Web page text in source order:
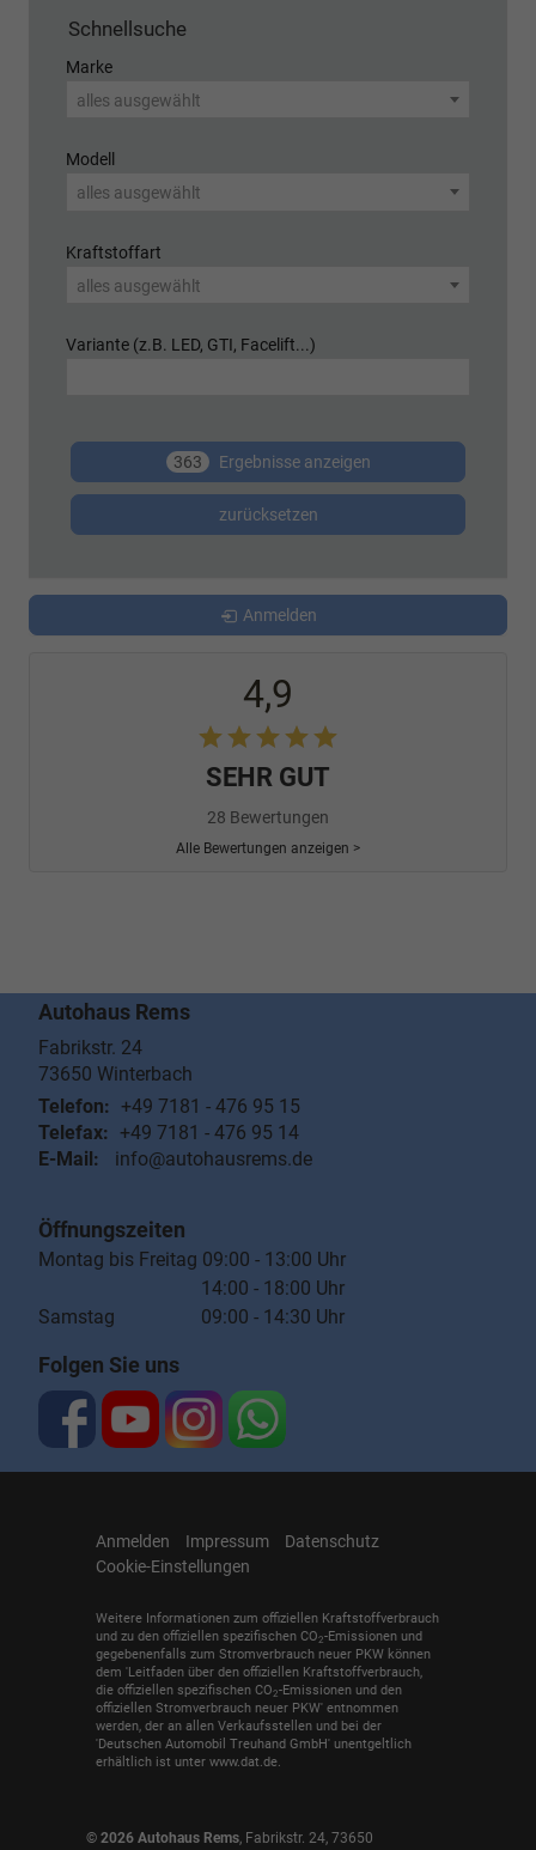
Schnellsuche
Marke
alles ausgewählt
Modell
alles ausgewählt
Kraftstoffart
alles ausgewählt
Variante (z.B. LED, GTI, Facelift...)
363 Ergebnisse anzeigen
zurücksetzen
Anmelden
4,9
SEHR GUT
28 Bewertungen
Alle Bewertungen anzeigen >
Autohaus Rems
Fabrikstr. 24
73650 Winterbach
Telefon: +49 7181 - 476 95 15
Telefax: +49 7181 - 476 95 14
E-Mail:
info@autohausrems.de
Öffnungszeiten
Montag bis Freitag 09:00 - 13:00 Uhr
14:00 - 18:00 Uhr
Samstag 09:00 - 14:30 Uhr
Folgen Sie uns
Anmelden Impressum
Datenschutz
Cookie-Einstellungen
Weitere Informationen zum offiziellen Kraftstoffverbrauch
und zu den offiziellen spezifischen CO2-Emissionen und
gegebenenfalls zum Stromverbrauch neuer PKW können
dem 'Leitfaden über den offiziellen Kraftstoffverbrauch,
die offiziellen spezifischen CO2-Emissionen und den
offiziellen Stromverbrauch neuer PKW' entnommen
werden, der an allen Verkaufsstellen und bei der
'Deutschen Automobil Treuhand GmbH' unentgeltlich
erhältlich ist unter www.dat.de.
© 2026 Autohaus Rems, Fabrikstr. 24, 73650